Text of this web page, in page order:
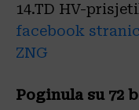
14.TD HV-
facebook
ZNG
Poginula su 72